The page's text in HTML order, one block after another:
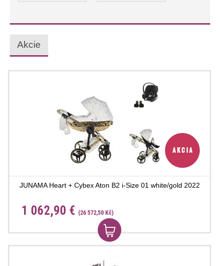
Akcie
JUNAMA Heart + Cybex Aton B2 i-Size 01 white/gold 2022
1 062,90 € (26 572,50 Kč)